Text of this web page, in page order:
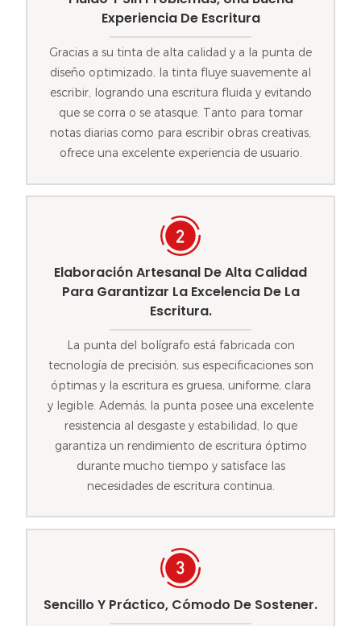
Experiencia De Escritura
Gracias a su tinta de alta calidad y a la punta de
diseño optimizado, la tinta fluye suavemente al
escribir, logrando una escritura fluida y evitando
que se corra o se atasque. Tanto para tomar
notas diarias como para escribir obras creativas,
ofrece una excelente experiencia de usuario.
Elaboración Artesanal De Alta Calidad
Para Garantizar La Excelencia De La
Escritura.
La punta del bolígrafo está fabricada con
tecnología de precisión, sus especificaciones son
óptimas y la escritura es gruesa, uniforme, clara
y legible. Además, la punta posee una excelente
resistencia al desgaste y estabilidad, lo que
garantiza un rendimiento de escritura óptimo
durante mucho tiempo y satisface las
necesidades de escritura continua.
Sencillo Y Práctico, Cómodo De Sostener.